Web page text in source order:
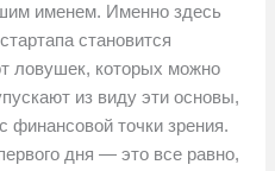
именем. Именно здесь
становится
ловушек, которых можно
из виду эти основы,
финансовой точки зрения.
дня — это все равно,